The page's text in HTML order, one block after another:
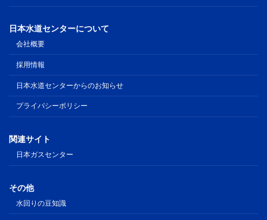
日本水道センターについて
会社概要
採用情報
日本水道センターからのお知らせ
プライバシーポリシー
関連サイト
日本ガスセンター
その他
水回りの豆知識